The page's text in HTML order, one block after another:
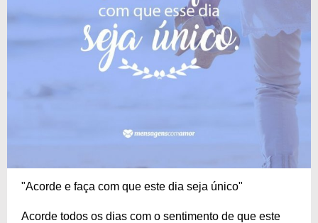
"Acorde e faça com que este dia seja único"
Acorde todos os dias com o sentimento de que este